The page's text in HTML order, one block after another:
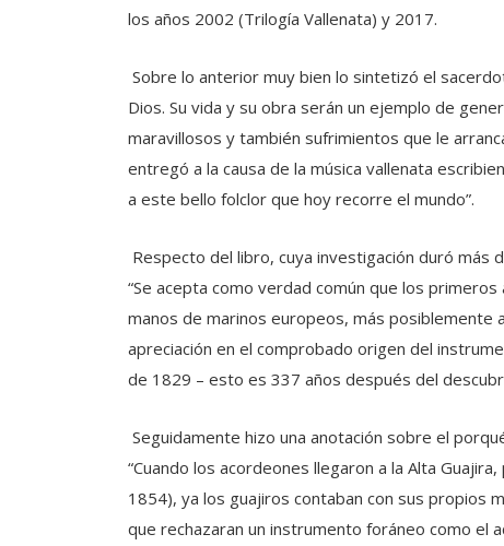
los años 2002 (Trilogía Vallenata) y 2017.
Sobre lo anterior muy bien lo sintetizó el
Dios. Su vida y su obra serán un ejemplo de
maravillosos y también sufrimientos que le
entregó a la causa de la música vallenata
a este bello folclor que hoy recorre el mundo”.
Respecto del libro, cuya investigación duró más
“Se acepta como verdad común que los
manos de marinos europeos, más posiblemente
apreciación en el comprobado origen del
de 1829 – esto es 337 años después del
Seguidamente hizo una anotación sobre el
“Cuando los acordeones llegaron a la Alta
1854), ya los guajiros contaban con sus propios
que rechazaran un instrumento foráneo como el